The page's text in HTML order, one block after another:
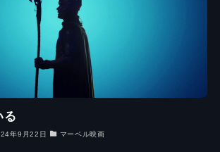
る
年9月22日 マーベル映画